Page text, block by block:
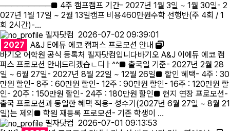
─────────■ 4주 캠프캠프 기간- 2027년 1월 3일 ~ 1월 30일- 2
027년 1월 17일 ~ 2월 13일캠프 비용460만원수학 선행반(주 4회 / 1
회 2시간)-…
필자닷컴 2026-07-02 09:39:01
2027
A&J E에듀 에코 캠퍼스 프로모션 안내
바기오 어학원 공식 등록처 필자닷컴입니다바기오 A&J 이에듀 에코 캠
퍼스 프로모션 안내드리겠습ㄴ디ㅏ^^■ 출국일 기준- 2027년 2월 28
일 ~ 6월 27일- 2027년 8월 22일 ~ 12월 26일■ 할인 혜택- 4주 : 30
만원 할인- 8주 : 60만원 할인- 12주 : 90만원 할인- 16주 : 120만원 할
인- 20주 : 150만원 할인- 24주 : 180만원 할인■ 현지 연장 프로모션-
출국 프로모션과 동일한 혜택 적용- 성수기(2027년 6월 27일 ~ 8월 21
일)는 제외■ 학원 재등록 프로모션- 기존 학생이 …
필자닷컴 2026-07-01 09:13:53